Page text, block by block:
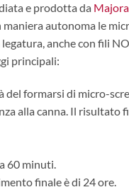
e prodotta da Majora
autonoma le
anche con fili
principali:
del formarsi di micro-
alla canna. Il risultato
60 minuti.
finale è di 24 ore.